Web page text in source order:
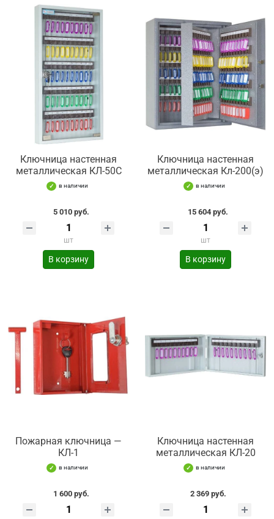
Ключница настенная
металлическая КЛ-50С
в наличии
5 010 руб.
шт
В корзину
Ключница настенная
металлическая Кл-200(э)
в наличии
15 604 руб.
шт
В корзину
Пожарная ключница —
КЛ-1
в наличии
1 600 руб.
Ключница настенная
металлическая КЛ-20
в наличии
2 369 руб.